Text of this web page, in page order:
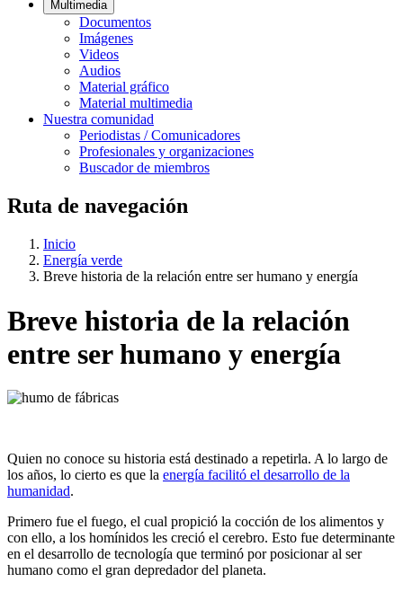
Multimedia
Documentos
Imágenes
Videos
Audios
Material gráfico
Material multimedia
Nuestra comunidad
Periodistas / Comunicadores
Profesionales y organizaciones
Buscador de miembros
Ruta de navegación
Inicio
Energía verde
Breve historia de la relación entre ser humano y energía
Breve historia de la relación
entre ser humano y energía
Quien no conoce su historia está destinado a repetirla. A lo largo de
los años, lo cierto es que la energía facilitó el desarrollo de la
humanidad.
Primero fue el fuego, el cual propició la cocción de los alimentos y
con ello, a los homínidos les creció el cerebro. Esto fue determinante
en el desarrollo de tecnología que terminó por posicionar al ser
humano como el gran depredador del planeta.